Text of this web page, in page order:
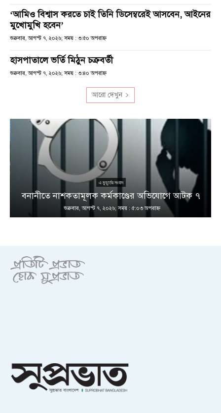
‘আমিও বিশ্বাস করতে চাই তিনি ডিসেম্বরেই আসবেন, আইনের
মুখোমুখি হবেন’
শুক্রবার, আগস্ট ৭, ২০২৬; সময় : ৩:৫০ অপরাহ্ণ
হাসপাতালে ভর্তি মিঠুন চক্রবর্তী
শুক্রবার, আগস্ট ৭, ২০২৬; সময় : ৩:৪০ অপরাহ্ণ
আরো দেখুন
এ মুহূর্তের সংবাদ
বনানীতে নাশকতামূলক কর্মকাণ্ডের অভিযোগে আটক ৭
শুক্রবার, আগস্ট ৭, ২০২৬; সময় : ৫:০৩ অপরাহ্ণ